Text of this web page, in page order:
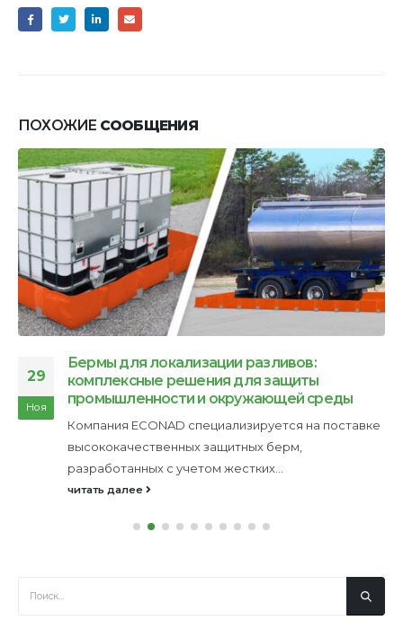
ПОХОЖИЕ СООБЩЕНИЯ
29
Ноя
Бермы для локализации разливов:
комплексные решения для защиты
промышленности и окружающей среды
Компания ECONAD специализируется на поставке
высококачественных защитных берм,
разработанных с учетом жестких...
читать далее